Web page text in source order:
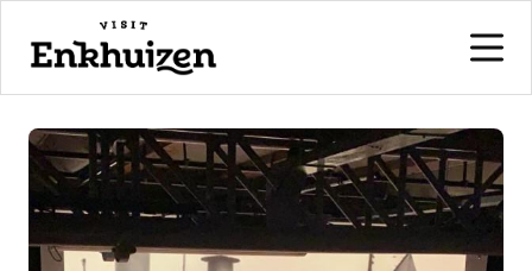
naar de inhoud